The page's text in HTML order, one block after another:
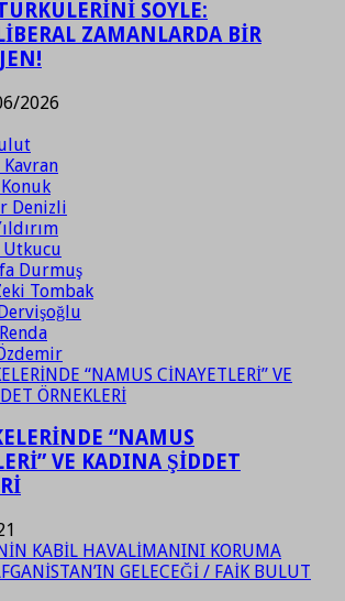
SÖYLE:
ZAMANLARDA BİR
2026
Denizli
Durmuş
Tombak
“NAMUS
VE KADINA ŞİDDET